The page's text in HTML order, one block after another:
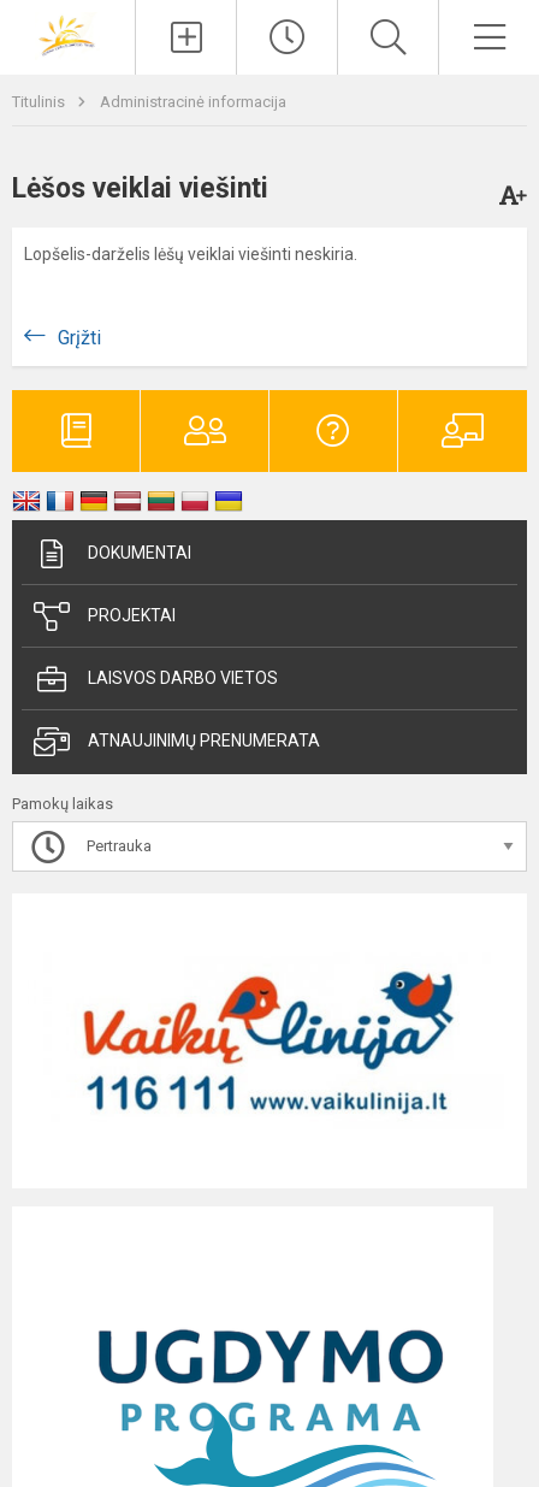
Titulinis Administracinė informacija
Lėšos veiklai viešinti
Lopšelis-darželis lėšų veiklai viešinti neskiria.
Grįžti
DOKUMENTAI
PROJEKTAI
LAISVOS DARBO VIETOS
ATNAUJINIMŲ PRENUMERATA
Pamokų laikas
Pertrauka